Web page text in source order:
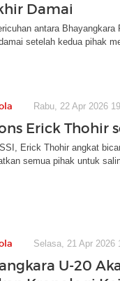
Damai
antara
setelah kedua pihak
Rabu, 22 Apr 2026
Erick Thohir
Erick Thohir angkat
semua pihak untuk
Selasa, 21 Apr 2026
U-20